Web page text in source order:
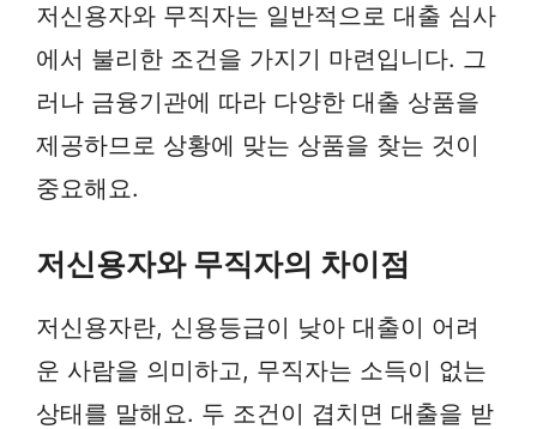
저신용자와 무직자는 일반적으로 대출 심사
에서 불리한 조건을 가지기 마련입니다. 그
러나 금융기관에 따라 다양한 대출 상품을
제공하므로 상황에 맞는 상품을 찾는 것이
중요해요.
저신용자와 무직자의 차이점
저신용자란, 신용등급이 낮아 대출이 어려
운 사람을 의미하고, 무직자는 소득이 없는
상태를 말해요. 두 조건이 겹치면 대출을 받